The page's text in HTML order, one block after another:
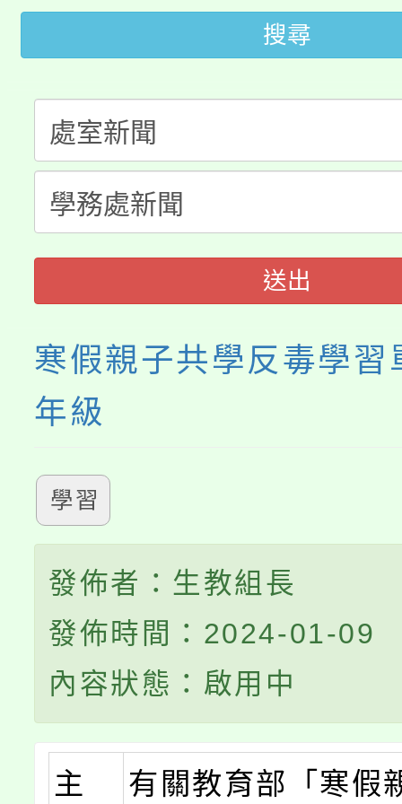
田徑場及游泳池舉行。
視費優惠，中低收入戶
半價優惠，詳情可洽有
者。
大園自造教育及科技
份教師增能研習
大溪自造教育及科技中
份教師研習
淨零綠生活教案入校路
會
115年食農教育專業人
程
搜尋
送出
寒假親子共學反毒學
年級
學習
發佈者：生教組長
發佈時間：2024-01-09
內容狀態：啟用中
主 有關教育部「寒假